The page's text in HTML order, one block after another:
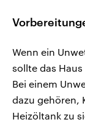
Wenn ein
sollte das
Bei einem
dazu gehören,
Heizöltank zu